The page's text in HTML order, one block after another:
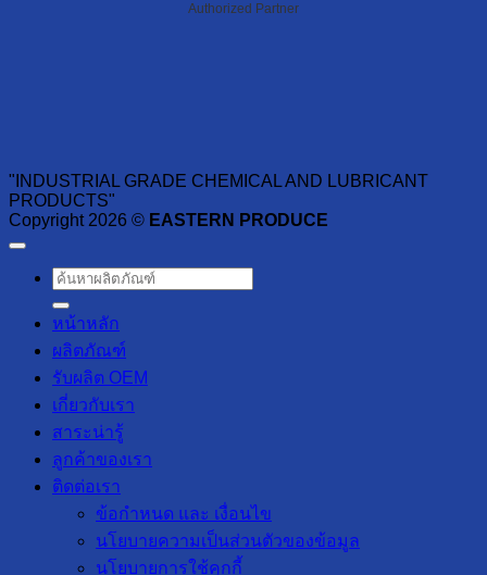
Authorized Partner
"INDUSTRIAL GRADE CHEMICAL AND LUBRICANT
PRODUCTS"
Copyright 2026 © EASTERN PRODUCE
ค้นหา:
หน้าหลัก
ผลิตภัณฑ์
รับผลิต OEM
เกี่ยวกับเรา
สาระน่ารู้
ลูกค้าของเรา
ติดต่อเรา
ข้อกำหนด และ เงื่อนไข
นโยบายความเป็นส่วนตัวของข้อมูล
นโยบายการใช้คุกกี้